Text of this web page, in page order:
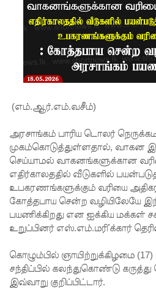
களுக்கு
அபாய
எச்சரிக்
ப்பு
சிறைச்சா
சுற்றி
பலத்த
லலித் -
குகன்
(எம்.ஆர்.எம்.வசீம்)
அரசாங்கம் பாரிய டொலர்
முகம்கொடுத்துள்ளதால், வாகன
செய்யாமல் வாகனங்களுக்கான
எதிர்காலததில் வீடுகளில்
உபகரணங்களுக்கும் வரியை
கோத்தபாய சென்ற வழியிலேயே
பயணிக்கிறது என ஐக்கிய மக்கள்
உறுப்பினர் எஸ்.எம்.மரி்க்கார்
கொழும்பில் ஞாயிற்றுக்கிழமை
சந்திப்பில் கலந்துகொண்டு
இவ்வாறு குறிப்பிட்டார்.